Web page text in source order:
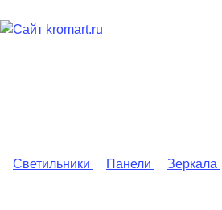
Светильники Панели Зеркала